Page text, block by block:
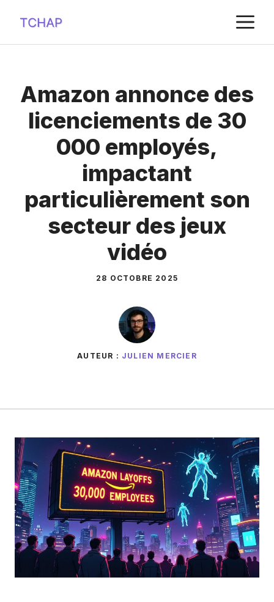
contenu
Amazon annonce des
licenciements de 30
000 employés,
impactant
particulièrement son
secteur des jeux
vidéo
28 OCTOBRE 2025
AUTEUR : JULIEN MERCIER